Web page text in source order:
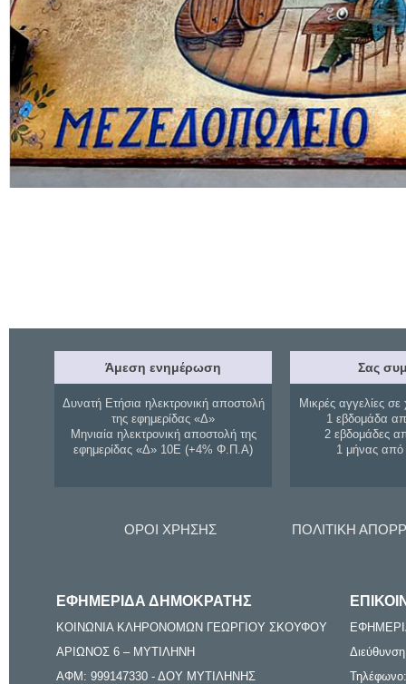
Άμεση ενημέρωση
Δυνατή Ετήσια ηλεκτρονική αποστολή
της εφημερίδας «Δ»
Μηνιαία ηλεκτρονική αποστολή της
εφημερίδας «Δ» 10Ε (+4% Φ.Π.Α)
Σας
Μικρές αγγελίες σε
1 εβδομάδα
2 εβδομάδες
1 μήνας
ΟΡΟΙ ΧΡΗΣΗΣ ΠΟΛΙΤΙΚΗ
ΕΦΗΜΕΡΙΔΑ ΔΗΜΟΚΡΑΤΗΣ
ΚΟΙΝΩΝΙΑ ΚΛΗΡΟΝΟΜΩΝ ΓΕΩΡΓΙΟΥ ΣΚΟΥΦΟΥ
ΑΡΙΩΝΟΣ 6 – ΜΥΤΙΛΗΝΗ
ΑΦΜ: 999147330 - ΔΟΥ ΜΥΤΙΛΗΝΗΣ